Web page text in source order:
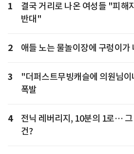
1
결국 거리로 나온 여성들 "피해
반대"
2 애들 노는 물놀이장에 구렁이가
3
"더퍼스트무빙캐슬에 의원님
폭발
4
전닉 레버리지, 10분의 1로…
건?